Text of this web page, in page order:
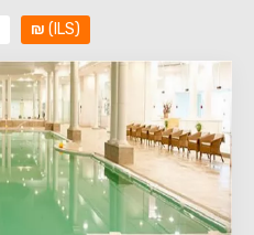
₪ (ILS)